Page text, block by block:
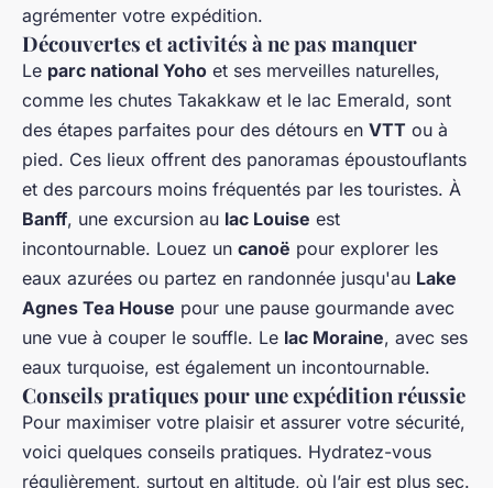
agrémenter votre expédition.
Découvertes et activités à ne pas manquer
Le parc national Yoho et ses merveilles naturelles,
comme les chutes Takakkaw et le lac Emerald, sont
des étapes parfaites pour des détours en VTT ou à
pied. Ces lieux offrent des panoramas époustouflants
et des parcours moins fréquentés par les touristes. À
Banff, une excursion au lac Louise est
incontournable. Louez un canoë pour explorer les
eaux azurées ou partez en randonnée jusqu'au Lake
Agnes Tea House pour une pause gourmande avec
une vue à couper le souffle. Le lac Moraine, avec ses
eaux turquoise, est également un incontournable.
Conseils pratiques pour une expédition réussie
Pour maximiser votre plaisir et assurer votre sécurité,
voici quelques conseils pratiques. Hydratez-vous
régulièrement, surtout en altitude, où l’air est plus sec.